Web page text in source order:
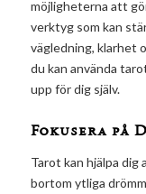
möjligheterna att
verktyg som kan
vägledning, klarhet
du kan använda
upp för dig själv.
Fokusera på
Tarot kan hjälpa dig
bortom ytliga